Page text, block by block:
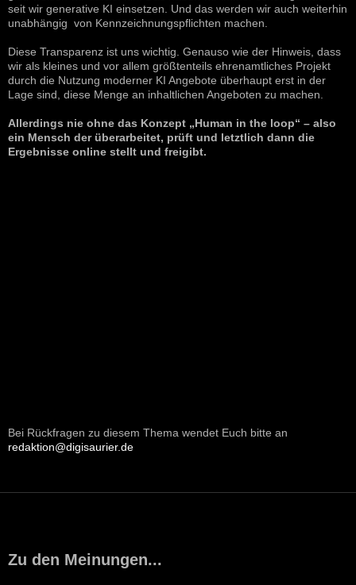
seit wir generative KI einsetzen. Und das werden wir auch weiterhin
unabhängig von Kennzeichnungspflichten machen.
Diese Transparenz ist uns wichtig. Genauso wie der Hinweis, dass
wir als kleines und vor allem größtenteils ehrenamtliches Projekt
durch die Nutzung moderner KI Angebote überhaupt erst in der
Lage sind, diese Menge an inhaltlichen Angeboten zu machen.
Allerdings nie ohne das Konzept „Human in the loop“ – also
ein Mensch der überarbeitet, prüft und letztlich dann die
Ergebnisse online stellt und freigibt.
Bei Rückfragen zu diesem Thema wendet Euch bitte an
redaktion@digisaurier.de
Zu den Meinungen...